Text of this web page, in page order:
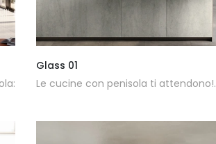
Glass 01
Le cucine con penisola ti attendono!.